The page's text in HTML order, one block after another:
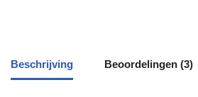
Beschrijving Beoordelingen (3)